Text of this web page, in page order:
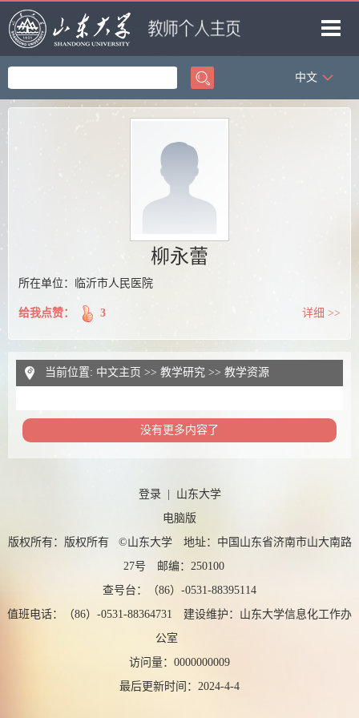
首页
教师博客
中文
柳永蕾
所在单位：临沂市人民医院
给我点赞： 3 详细 >>
当前位置: 中文主页 >> 教学研究 >> 教学资源
没有更多内容了
登录| 山东大学
电脑版
版权所有：版权所有 ©山东大学 地址：中国山东省济南市山大南路
27号 邮编：250100
查号台：（86）-0531-88395114
值班电话：（86）-0531-88364731 建设维护：山东大学信息化工作办
公室
访问量： 0000000009
最后更新时间： 2024-4-4